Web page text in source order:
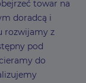
towar na
doradcą i
rozwijamy z
pod
do